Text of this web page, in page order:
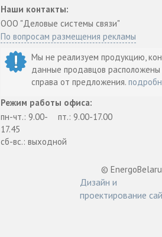
Наши контакты:
ООО "Деловые системы связи"
По вопросам размещения рекламы
Мы не реализуем продукцию,
данные продавцов расположены
справа от предложения.
Режим работы офиса:
пн-чт.: 9.00-
17.45
пт.: 9.00-17.00
сб-вс.: выходной
©
Дизайн и
проектирование